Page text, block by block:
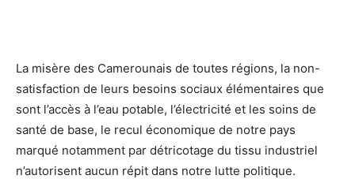
La misère des Camerounais de toutes régions, la non-
satisfaction de leurs besoins sociaux élémentaires que
sont l’accès à l’eau potable, l’électricité et les soins de
santé de base, le recul économique de notre pays
marqué notamment par détricotage du tissu industriel
n’autorisent aucun répit dans notre lutte politique.